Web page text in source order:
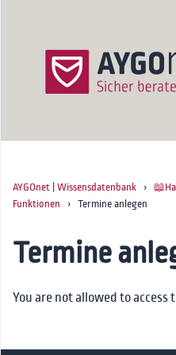
Produktseite
AYGOnet | Wissensdatenbank ›
Funktionen › Termine anlegen
Termine
You are not allowed to access